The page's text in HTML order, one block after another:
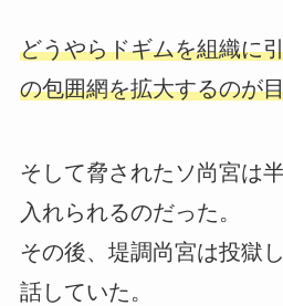
どうやらドギムを組織に
の包囲網を拡大するのが
そして脅されたソ尚宮は
入れられるのだった。
その後、堤調尚宮は投獄
話していた。